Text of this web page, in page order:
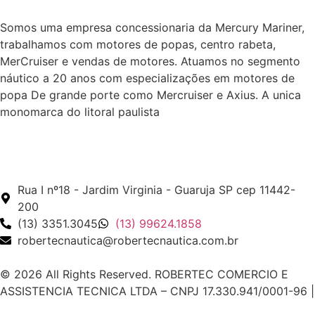
Somos uma empresa concessionaria da Mercury Mariner,
trabalhamos com motores de popas, centro rabeta,
MerCruiser e vendas de motores. Atuamos no segmento
náutico a 20 anos com especializações em motores de
popa De grande porte como Mercruiser e Axius. A unica
monomarca do litoral paulista
Rua I nº18 - Jardim Virginia - Guaruja SP cep 11442-
200
(13) 3351.3045
(13) 99624.1858
robertecnautica@robertecnautica.com.br
© 2026 All Rights Reserved. ROBERTEC COMERCIO E
ASSISTENCIA TECNICA LTDA – CNPJ 17.330.941/0001-96 |